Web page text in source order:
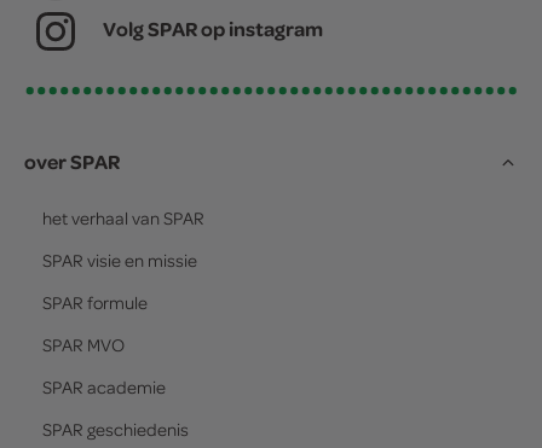
Volg SPAR op instagram
over SPAR
het verhaal van SPAR
SPAR visie en missie
SPAR formule
SPAR MVO
SPAR academie
SPAR geschiedenis